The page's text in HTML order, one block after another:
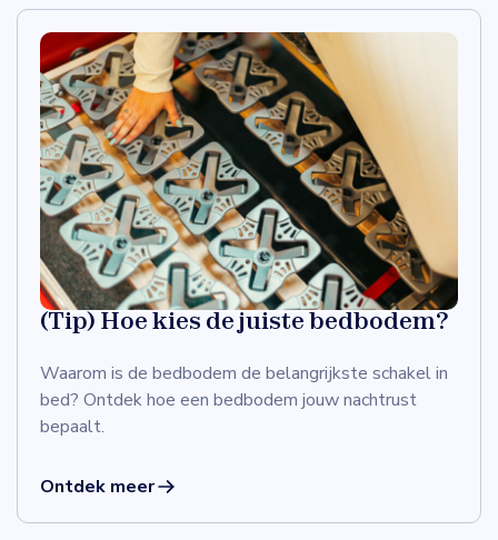
(Tip) Hoe kies de juiste bedbodem?
Waarom is de bedbodem de belangrijkste schakel in
bed? Ontdek hoe een bedbodem jouw nachtrust
bepaalt.
Ontdek meer